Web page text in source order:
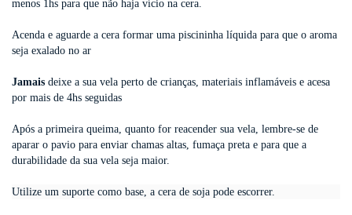
menos 1hs para que não haja vício na cera.
Acenda e aguarde a cera formar uma piscininha líquida para que o aroma
seja exalado no ar
Jamais deixe a sua vela perto de crianças, materiais inflamáveis e acesa
por mais de 4hs seguidas
Após a primeira queima, quanto for reacender sua vela, lembre-se de
aparar o pavio para enviar chamas altas, fumaça preta e para que a
durabilidade da sua vela seja maior.
Utilize um suporte como base, a cera de soja pode escorrer.